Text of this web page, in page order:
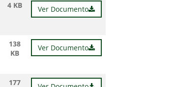
4 KB Ver Documento
138
KB
Ver Documento
177